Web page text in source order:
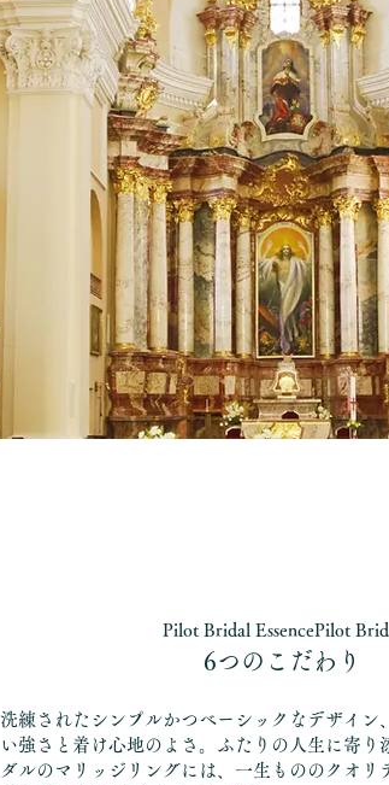
Pilot Bridal EssencePilot
6つのこだわり
洗練されたシンプルかつベーシックなデザイン
い強さと着け心地のよさ。ふたりの人生に寄り
ダルのマリッジリングには、一生もののクオリ